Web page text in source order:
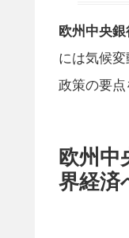
欧州中央
には気候
政策の要点
欧州中
界経済